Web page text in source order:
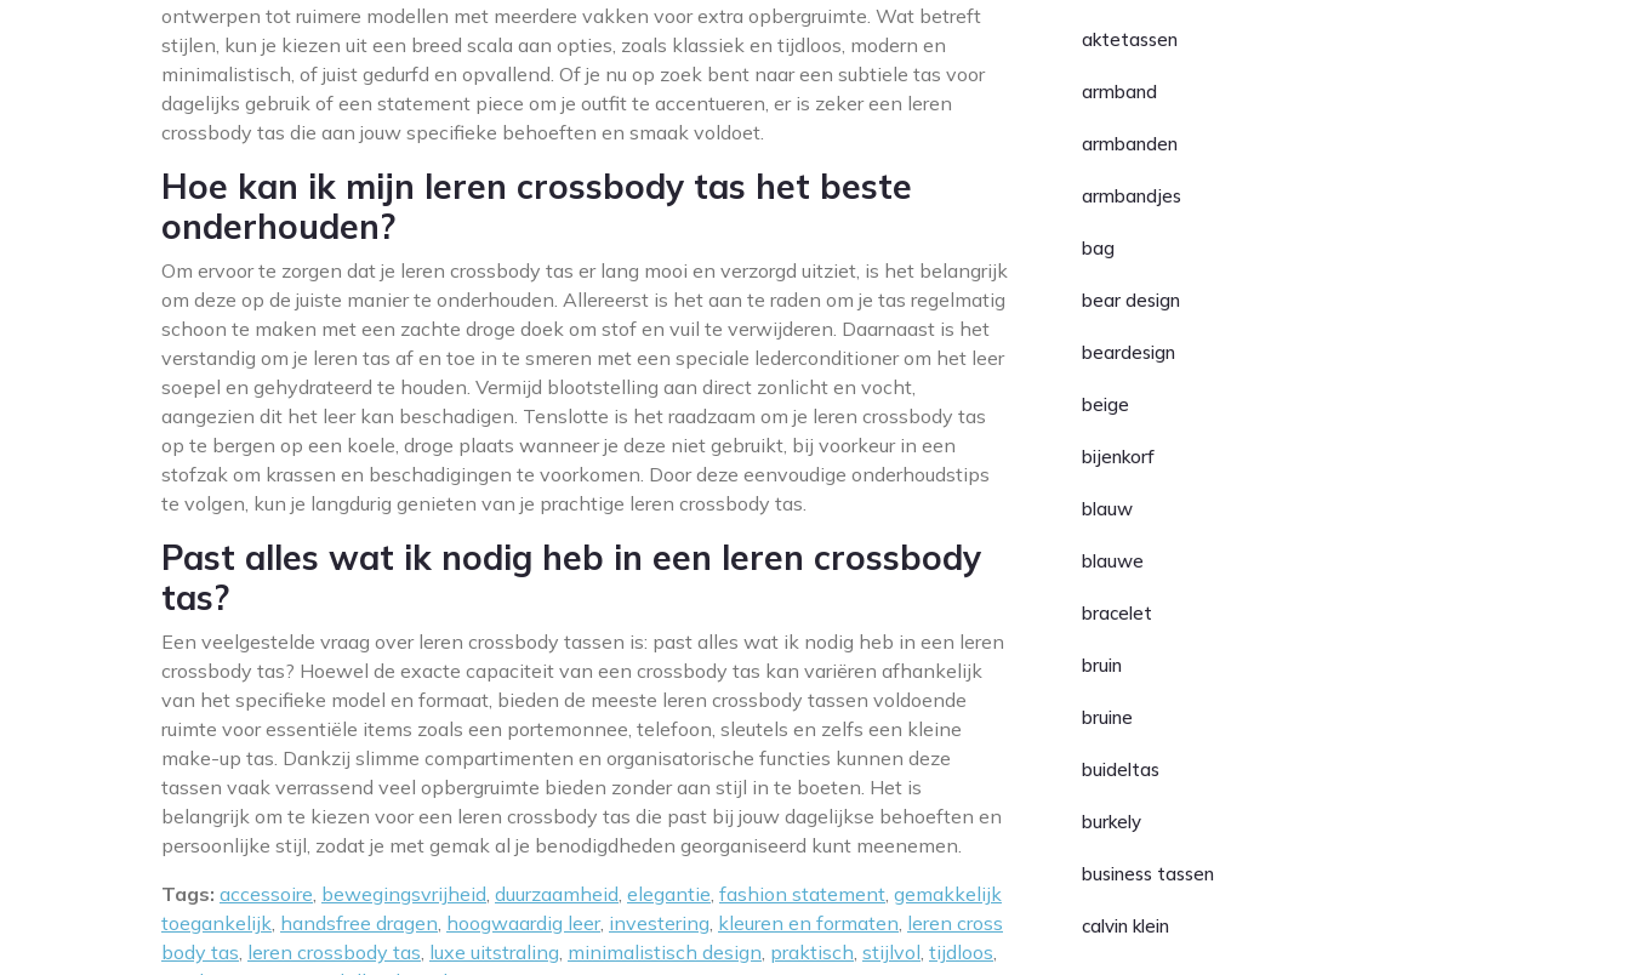
ontwerpen tot ruimere modellen met meerdere vakken voor extra opbergruimte. Wat betreft
stijlen, kun je kiezen uit een breed scala aan opties, zoals klassiek en tijdloos, modern en
minimalistisch, of juist gedurfd en opvallend. Of je nu op zoek bent naar een subtiele tas voor
dagelijks gebruik of een statement piece om je outfit te accentueren, er is zeker een leren
crossbody tas die aan jouw specifieke behoeften en smaak voldoet.
Hoe kan ik mijn leren crossbody tas het beste
onderhouden?
Om ervoor te zorgen dat je leren crossbody tas er lang mooi en verzorgd uitziet, is het belangrijk
om deze op de juiste manier te onderhouden. Allereerst is het aan te raden om je tas regelmatig
schoon te maken met een zachte droge doek om stof en vuil te verwijderen. Daarnaast is het
verstandig om je leren tas af en toe in te smeren met een speciale lederconditioner om het leer
soepel en gehydrateerd te houden. Vermijd blootstelling aan direct zonlicht en vocht,
aangezien dit het leer kan beschadigen. Tenslotte is het raadzaam om je leren crossbody tas
op te bergen op een koele, droge plaats wanneer je deze niet gebruikt, bij voorkeur in een
stofzak om krassen en beschadigingen te voorkomen. Door deze eenvoudige onderhoudstips
te volgen, kun je langdurig genieten van je prachtige leren crossbody tas.
Past alles wat ik nodig heb in een leren crossbody
tas?
Een veelgestelde vraag over leren crossbody tassen is: past alles wat ik nodig heb in een leren
crossbody tas? Hoewel de exacte capaciteit van een crossbody tas kan variëren afhankelijk
van het specifieke model en formaat, bieden de meeste leren crossbody tassen voldoende
ruimte voor essentiële items zoals een portemonnee, telefoon, sleutels en zelfs een kleine
make-up tas. Dankzij slimme compartimenten en organisatorische functies kunnen deze
tassen vaak verrassend veel opbergruimte bieden zonder aan stijl in te boeten. Het is
belangrijk om te kiezen voor een leren crossbody tas die past bij jouw dagelijkse behoeften en
persoonlijke stijl, zodat je met gemak al je benodigdheden georganiseerd kunt meenemen.
Tags: accessoire, bewegingsvrijheid, duurzaamheid, elegantie, fashion statement, gemakkelijk
toegankelijk, handsfree dragen, hoogwaardig leer, investering, kleuren en formaten, leren cross
body tas, leren crossbody tas, luxe uitstraling, minimalistisch design, praktisch, stijlvol, tijdloos,
aktetassen
armband
armbanden
armbandjes
bag
bear design
beardesign
beige
bijenkorf
blauw
blauwe
bracelet
bruin
bruine
buideltas
burkely
business tassen
calvin klein